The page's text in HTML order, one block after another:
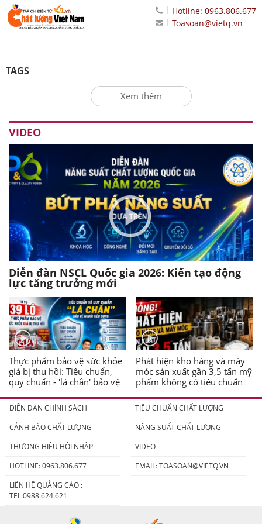
Hotline: 0963.806.677
Toasoan@vietq.vn
TAGS
Xem thêm
VIDEO
Diễn đàn NSCL Quốc gia 2026: Kiến tạo động
lực tăng trưởng mới
Thực phẩm bảo vệ sức khỏe
giả bị thu hồi: Tiêu chuẩn,
quy chuẩn - 'lá chắn' bảo vệ
Phát hiện kho hàng và máy
móc sản xuất gần 3,5 tấn mỹ
phẩm không có tiêu chuẩn
DIỄN ĐÀN CHÍNH SÁCH
TIÊU CHUẨN CHẤT LƯỢNG
CẢNH BÁO CHẤT LƯỢNG
NĂNG SUẤT CHẤT LƯỢNG
THƯƠNG HIỆU HỘI NHẬP
VIDEO
HOTLINE: 0963.806.677
EMAIL:TOASOAN@VIETQ.VN
LIÊN HỆ QUẢNG CÁO :
TEL:0988.624.621